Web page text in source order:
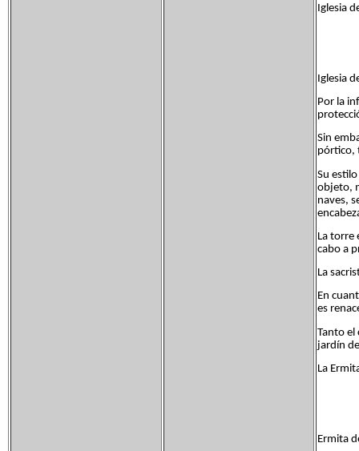
Iglesia
Iglesia
Por la
Sin
pórtico,
Su
objeto,
naves,
La torre
cabo a
La
En
es
Tanto el
jardín
La
Ermita